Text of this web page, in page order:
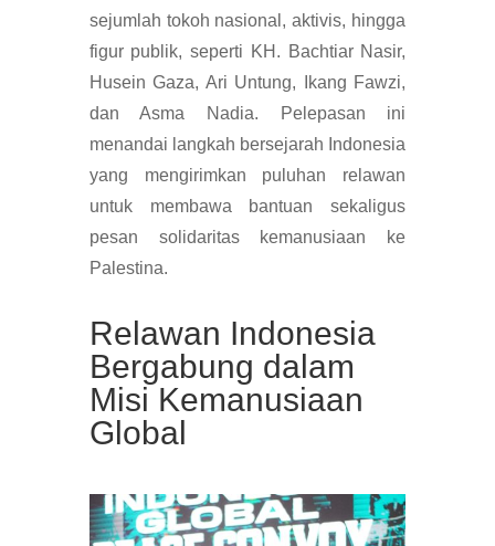
sejumlah tokoh nasional, aktivis, hingga
figur publik, seperti KH. Bachtiar Nasir,
Husein Gaza, Ari Untung, Ikang Fawzi,
dan Asma Nadia. Pelepasan ini
menandai langkah bersejarah Indonesia
yang mengirimkan puluhan relawan
untuk membawa bantuan sekaligus
pesan solidaritas kemanusiaan ke
Palestina.
Relawan Indonesia
Bergabung dalam
Misi Kemanusiaan
Global